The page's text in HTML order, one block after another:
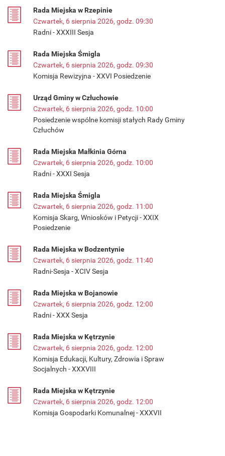
Rada Miejska w Rzepinie
Czwartek, 6 sierpnia 2026, godz. 09:30
Radni - XXXIII Sesja
Rada Miejska Śmigla
Czwartek, 6 sierpnia 2026, godz. 09:30
Komisja Rewizyjna - XXVI Posiedzenie
Urząd Gminy w Człuchowie
Czwartek, 6 sierpnia 2026, godz. 10:00
Posiedzenie wspólne komisji stałych Rady Gminy
Człuchów
Rada Miejska Małkinia Górna
Czwartek, 6 sierpnia 2026, godz. 10:00
Radni - XXXI Sesja
Rada Miejska Śmigla
Czwartek, 6 sierpnia 2026, godz. 11:00
Komisja Skarg, Wniosków i Petycji - XXIX
Posiedzenie
Rada Miejska w Bodzentynie
Czwartek, 6 sierpnia 2026, godz. 11:40
Radni-Sesja - XCIV Sesja
Rada Miejska w Bojanowie
Czwartek, 6 sierpnia 2026, godz. 12:00
Radni - XXX Sesja
Rada Miejska w Kętrzynie
Czwartek, 6 sierpnia 2026, godz. 12:00
Komisja Edukacji, Kultury, Zdrowia i Spraw
Socjalnych - XXXVIII
Rada Miejska w Kętrzynie
Czwartek, 6 sierpnia 2026, godz. 12:00
Komisja Gospodarki Komunalnej - XXXVII